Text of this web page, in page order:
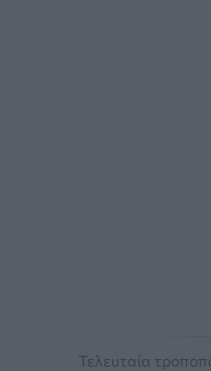
Τελευταία